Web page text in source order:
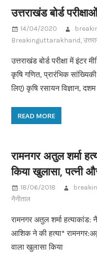
उत्तराखंड बोर्ड
14/04/2020
Breakinguttarakhand,
उत्तराखंड बोर्ड परीक्षा में इंटर
कृषि गणित, प्रारंभिक
लिए) कृषि रसायन विज्ञान,
READ MORE
रामनगर अतुल शर्मा
किया खुलासा, पत्नी
18/06/2018
नैनीताल
रामनगर अतुल शर्मा
आशिक ने की हत्या*
वाला खुलासा किया